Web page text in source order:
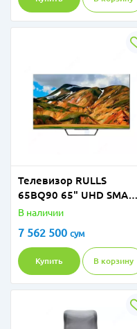
Телевизор RULLS
65BQ90 65" UHD SMART
Google TV QLED
В наличии
7 562 500 сум
Купить В корзину